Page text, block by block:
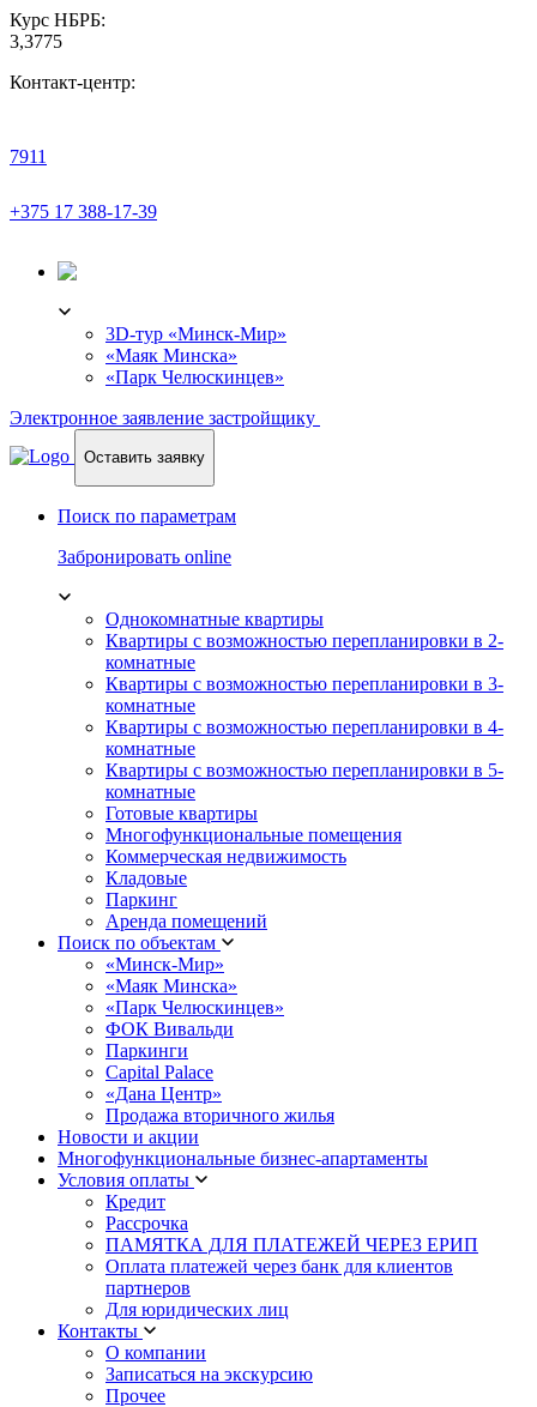
Курс НБРБ:
3,3775
Контакт-центр:
7911
+375 17 388-17-39
3D-тур «Минск-Мир»
«Маяк Минска»
«Парк Челюскинцев»
Электронное заявление застройщику
Оставить заявку
Поиск по параметрам
Забронировать online
Однокомнатные квартиры
Квартиры с возможностью перепланировки в 2-
комнатные
Квартиры с возможностью перепланировки в 3-
комнатные
Квартиры с возможностью перепланировки в 4-
комнатные
Квартиры с возможностью перепланировки в 5-
комнатные
Готовые квартиры
Многофункциональные помещения
Коммерческая недвижимость
Кладовые
Паркинг
Аренда помещений
Поиск по объектам
«Минск-Мир»
«Маяк Минска»
«Парк Челюскинцев»
ФОК Вивальди
Паркинги
Capital Palace
«Дана Центр»
Продажа вторичного жилья
Новости и акции
Многофункциональные бизнес-апартаменты
Условия оплаты
Кредит
Рассрочка
ПАМЯТКА ДЛЯ ПЛАТЕЖЕЙ ЧЕРЕЗ ЕРИП
Оплата платежей через банк для клиентов
партнеров
Для юридических лиц
Контакты
О компании
Записаться на экскурсию
Прочее